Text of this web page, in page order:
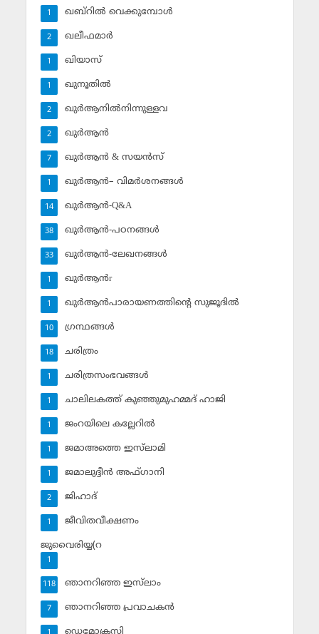
ഖബ്‌റില്‍ വെക്കുമ്പോള്‍
1
ഖലീഫമാര്‍
2
ഖിയാസ്
1
ഖുനൂതില്‍
1
ഖുര്‍ആനില്‍നിന്നുള്ളവ
2
ഖുര്‍ആന്‍
2
ഖുര്‍ആന്‍ & സയന്‍സ്‌
7
ഖുര്‍ആന്‍– വിമര്‍ശനങ്ങള്‍
1
ഖുര്‍ആന്‍-Q&A
14
ഖുര്‍ആന്‍-പഠനങ്ങള്‍
38
ഖുര്‍ആന്‍-ലേഖനങ്ങള്‍
33
ഖുര്‍ആന്‍r
1
ഖുര്‍ആന്‍പാരായണത്തിന്റെ സുജൂദില്‍
1
ഗ്രന്ഥങ്ങള്‍
10
ചരിത്രം
18
ചരിത്രസംഭവങ്ങള്‍
1
ചാലിലകത്ത് കുഞ്ഞുമുഹമ്മദ് ഹാജി
1
ജംറയിലെ കല്ലേറില്‍
1
ജമാഅത്തെ ഇസ്‌ലാമി
1
ജമാലുദ്ദീന്‍ അഫ്ഗാനി
1
ജിഹാദ്‌
2
ജീവിതവീക്ഷണം
1
ജുവൈരിയ്യ(റ
1
ഞാനറിഞ്ഞ ഇസ്‌ലാം
118
ഞാനറിഞ്ഞ പ്രവാചകന്‍
7
ഡെമോക്രസി